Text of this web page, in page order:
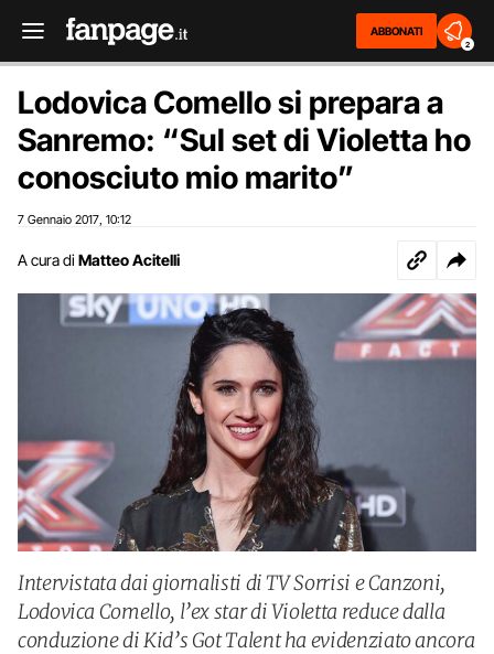
ABBONATI
2
Lodovica Comello si prepara a
Sanremo: “Sul set di Violetta ho
conosciuto mio marito”
7 Gennaio 2017 10:12
A cura di Matteo Acitelli
Intervistata dai giornalisti di TV Sorrisi e Canzoni,
Lodovica Comello, l’ex star di Violetta reduce dalla
conduzione di Kid’s Got Talent ha evidenziato ancora